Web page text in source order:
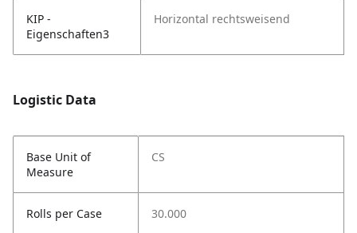
KIP -
Eigenschaften3
Horizontal rechtsweisend
Logistic Data
Base Unit of
Measure
CS
Rolls per Case 30.000